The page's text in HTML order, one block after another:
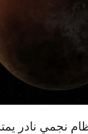
نادر يمتلك 7 كواكب